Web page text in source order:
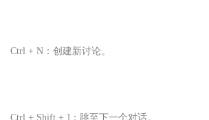
Ctrl + N：创建新讨论。
Ctrl + Shift + ]：跳至下一个对话。